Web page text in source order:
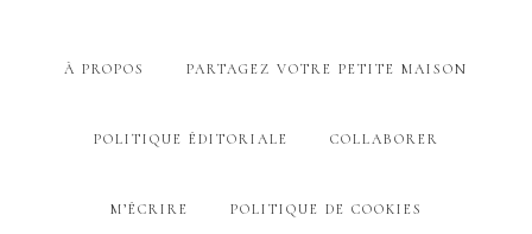
À PROPOS PARTAGEZ VOTRE PETITE MAISON
POLITIQUE ÉDITORIALE COLLABORER
M’ÉCRIRE POLITIQUE DE COOKIES